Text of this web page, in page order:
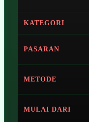
KATEGORI
PASARAN
METODE
MULAI DARI